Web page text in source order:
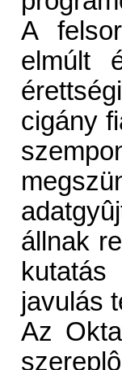
A
elmúlt
cigány
állnak
javulás
Az